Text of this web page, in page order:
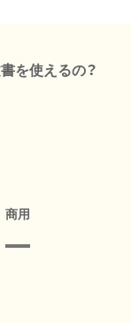
を使えるの？
商用